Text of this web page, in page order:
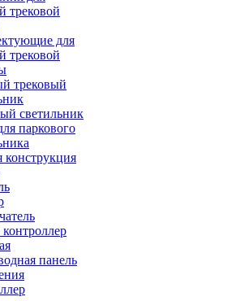
трековой
для
трековой
трековый
светильник
паркового
конструкция
панель